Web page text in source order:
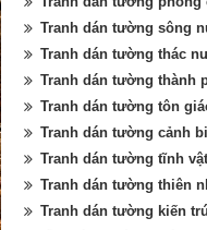
Tranh dán tường sông
Tranh dán tường thác
Tranh dán tường thành
Tranh dán tường tôn
Tranh dán tường cảnh
Tranh dán tường tĩnh vật
Tranh dán tường thiên
Tranh dán tường kiến